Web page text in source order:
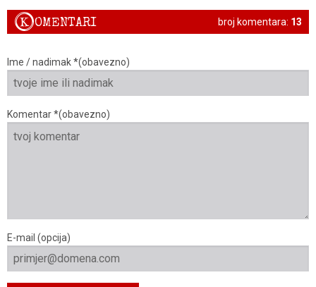
broj komentara: 13
KOMENTARI
Ime / nadimak *(obavezno)
Komentar *(obavezno)
E-mail (opcija)